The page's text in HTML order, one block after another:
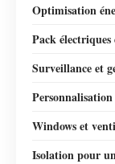
Optimisation
Pack
Surveillance et
Personnalisation
Windows et
Isolation pour